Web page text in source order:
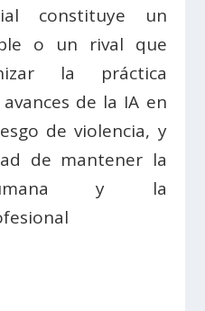
constituye un
o un rival que
la práctica
de la IA en
de violencia, y
de mantener la
y la